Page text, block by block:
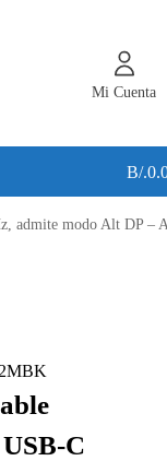
Mi Cuenta
B/.
modo Alt DP –
C